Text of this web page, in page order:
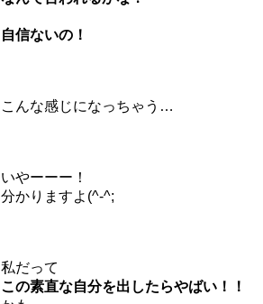
自信ないの！
こんな感じになっちゃう…
いやーーー！
分かりますよ(^-^;
私だって
この素直な自分を出したらやばい！！